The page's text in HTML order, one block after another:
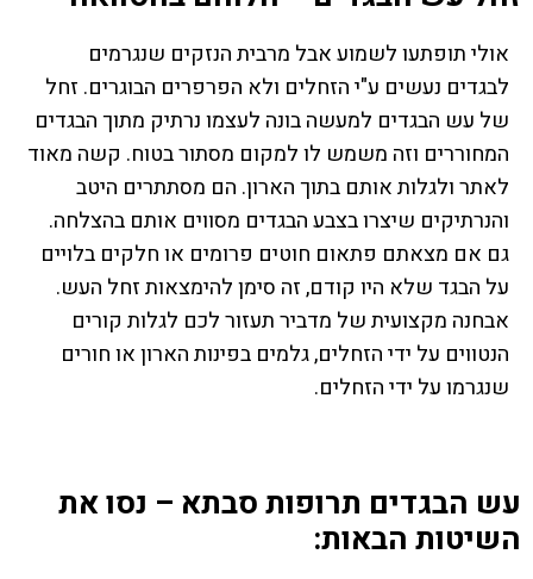
אולי תופתעו לשמוע אבל מרבית הנזקים שנגרמים
לבגדים נעשים ע"י הזחלים ולא הפרפרים הבוגרים. זחל
של עש הבגדים למעשה בונה לעצמו נרתיק מתוך הבגדים
המחוררים וזה משמש לו למקום מסתור בטוח. קשה מאוד
לאתר ולגלות אותם בתוך הארון. הם מסתתרים היטב
והנרתיקים שיצרו בצבע הבגדים מסווים אותם בהצלחה.
גם אם מצאתם פתאום חוטים פרומים או חלקים בלויים
על הבגד שלא היו קודם, זה סימן להימצאות זחל העש.
אבחנה מקצועית של מדביר תעזור לכם לגלות קורים
הנטווים על ידי הזחלים, גלמים בפינות הארון או חורים
שנגרמו על ידי הזחלים.
עש הבגדים תרופות סבתא – נסו את
השיטות הבאות: